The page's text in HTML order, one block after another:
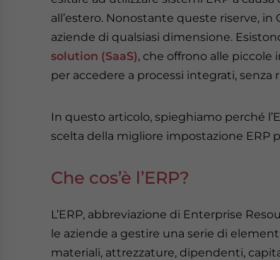
all’estero. Nonostante queste riserve,
aziende di qualsiasi dimensione.
solution (SaaS), che offrono alle
per accedere a processi integrati,
In questo articolo, spieghiamo perché
scelta della migliore impostazione ERP
Che cos’è l’ERP?
L’ERP, abbreviazione di Enterprise
le aziende a gestire una serie di
materiali, attrezzature, dipendenti,